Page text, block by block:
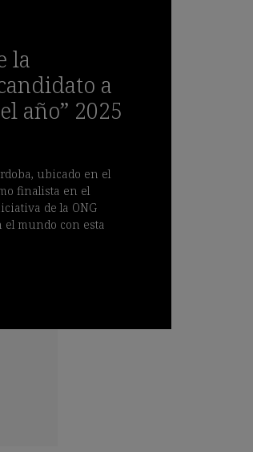
la
a
año” 2025
ubicado en el
finalista en el
de la ONG
mundo con esta